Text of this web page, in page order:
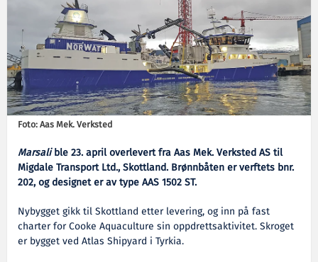
Foto: Aas Mek. Verksted
Marsalible 23. april overlevert fra Aas Mek. Verksted AS til
Migdale Transport Ltd., Skottland. Brønnbåten er verftets bnr.
202, og designet er av type AAS 1502 ST.
Nybygget gikk til Skottland etter levering, og inn på fast
charter for Cooke Aquaculture sin oppdrettsaktivitet. Skroget
er bygget ved Atlas Shipyard i Tyrkia.